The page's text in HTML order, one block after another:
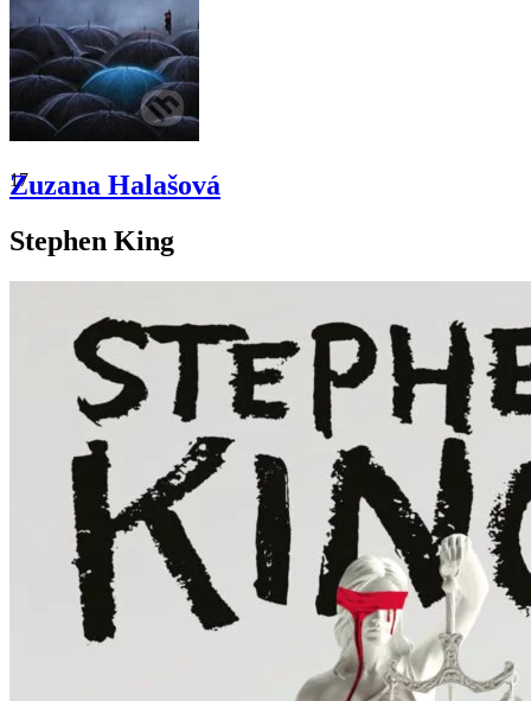
17
Zuzana Halašová
Stephen King